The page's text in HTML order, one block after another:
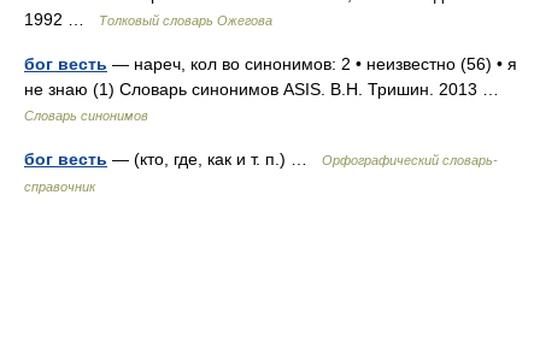
1992 …
Толковый словарь Ожегова
бог весть — нареч, кол во синонимов: 2 • неизвестно (56) • я
не знаю (1) Словарь синонимов ASIS. В.Н. Тришин. 2013 …
Словарь синонимов
бог весть — (кто, где, как и т. п.) …
Орфографический словарь-
справочник